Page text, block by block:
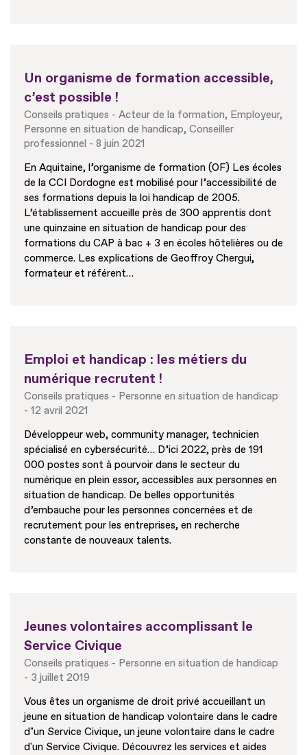
Un organisme de formation accessible,
c’est possible !
Conseils pratiques Acteur de la formation Employeur
Personne en situation de handicap Conseiller
professionnel
8 juin 2021
En Aquitaine, l’organisme de formation (OF) Les écoles
de la CCI Dordogne est mobilisé pour l’accessibilité de
ses formations depuis la loi handicap de 2005.
L’établissement accueille près de 300 apprentis dont
une quinzaine en situation de handicap pour des
formations du CAP à bac + 3 en écoles hôtelières ou de
commerce. Les explications de Geoffroy Chergui,
formateur et référent…
Emploi et handicap : les métiers du
numérique recrutent !
Conseils pratiques
Personne en situation de handicap
12 avril 2021
Développeur web, community manager, technicien
spécialisé en cybersécurité… D’ici 2022, près de 191
000 postes sont à pourvoir dans le secteur du
numérique en plein essor, accessibles aux personnes en
situation de handicap. De belles opportunités
d’embauche pour les personnes concernées et de
recrutement pour les entreprises, en recherche
constante de nouveaux talents.
Jeunes volontaires accomplissant le
Service Civique
Conseils pratiques
Personne en situation de handicap
3 juillet 2019
Vous êtes un organisme de droit privé accueillant un
jeune en situation de handicap volontaire dans le cadre
d"un Service Civique, un jeune volontaire dans le cadre
d'un Service Civique. Découvrez les services et aides